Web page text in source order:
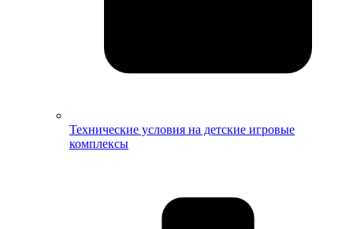
Технические условия на детские игровые
комплексы